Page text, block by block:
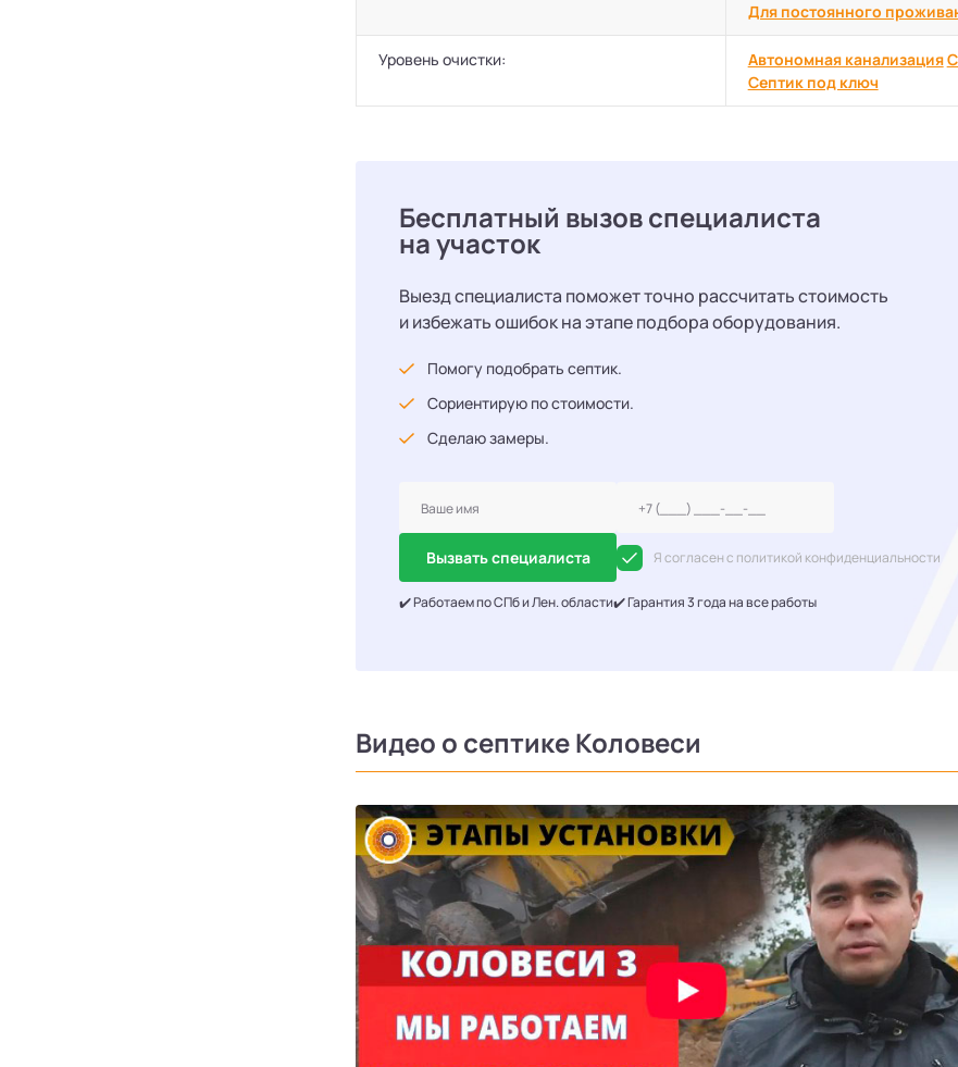
Для постоянного
Уровень очистки: Автономная канализация
Септик под ключ
Бесплатный вызов специалиста
на участок
Выезд специалиста поможет точно рассчитать стоимость
и избежать ошибок на этапе подбора оборудования.
Помогу подобрать септик.
Сориентирую по стоимости.
Сделаю замеры.
Вызвать специалиста Я согласен с политикой конфиденциальности
✔️ Работаем по СПб и Лен. области✔️ Гарантия 3 года на все работы
Видео о септике Коловеси